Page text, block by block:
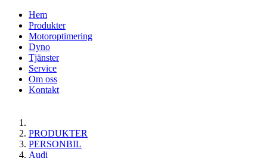
Hem
Produkter
Motoroptimering
Dyno
Tjänster
Service
Om oss
Kontakt
PRODUKTER
PERSONBIL
Audi